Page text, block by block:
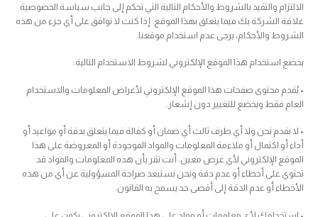
الالتزام والتقيد بالشروط والأحكام التالية التي تحكم إلى جانب سياسة الخصوصية
علاقة الشركة بك فيما يتعلق بهذا الموقع. إذا كنت لا توافق على أي جزء من هذه
الشروط والأحكام، يرجى عدم استخدام موقعنا.
يخضع استخدام هذا الموقع الإلكتروني لشروط الاستخدام التالية:
• يُقدم محتوى صفحات هذا الموقع الإلكتروني لأغراض المعلومات والاستخدام
العام فقط ويخضع للتغيير دون إشعار.
• لا نقدم نحن ولا أي طرف ثالث أي ضمان أو كفالة فيما يتعلق بدقة أو مواعيد أو
أداء أو اكتمال أو ملاءمة المعلومات والمواد الموجودة أو المعروضة على هذا
الموقع الإلكتروني لأي غرض معين. أنت تقر بأن هذه المعلومات والمواد قد
تحتوي على أخطاء أو عدم دقة ونحن نستبعد صراحة المسؤولية عن أي من هذه
الأخطاء أو عدم الدقة إلى أقصى حد يسمح به القانون.